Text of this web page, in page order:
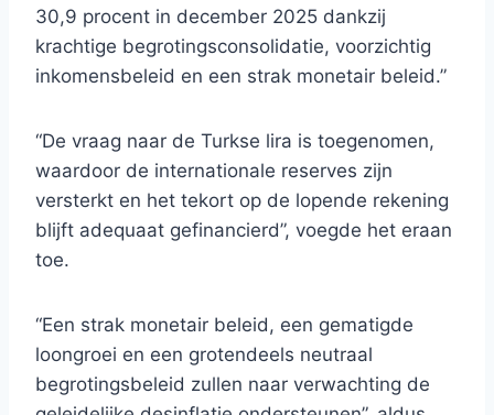
30,9 procent in december 2025 dankzij
krachtige begrotingsconsolidatie, voorzichtig
inkomensbeleid en een strak monetair beleid.”
“De vraag naar de Turkse lira is toegenomen,
waardoor de internationale reserves zijn
versterkt en het tekort op de lopende rekening
blijft adequaat gefinancierd”, voegde het eraan
toe.
“Een strak monetair beleid, een gematigde
loongroei en een grotendeels neutraal
begrotingsbeleid zullen naar verwachting de